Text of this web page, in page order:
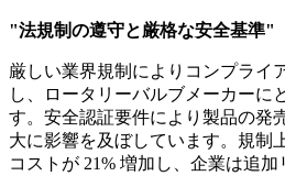
"法規制の遵守と厳格な安全基準"
厳しい業界規制によりコンプライ
し、ロータリーバルブメーカーに
す。安全認証要件により製品の発
大に影響を及ぼしています。規制
コストが 21% 増加し、企業は追